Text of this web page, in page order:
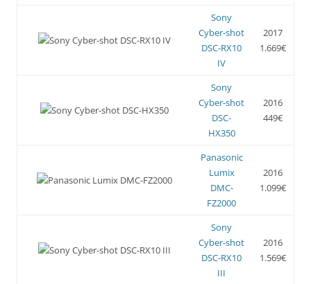
Sony
Cyber-shot
DSC-RX10
IV
2017
1.669€
Sony
Cyber-shot
DSC-
HX350
2016
449€
Panasonic
Lumix
DMC-
FZ2000
2016
1.099€
Sony
Cyber-shot
DSC-RX10
III
2016
1.569€